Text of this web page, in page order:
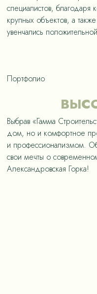
специалистов,
крупных объектов, а
увенчались
Портфолио
Выбрав «Гамма
дом, но и комфортное
и профессионализмом.
свои мечты о
Александровская Горка!